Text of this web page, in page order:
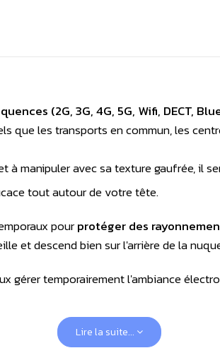
(2G, 3G, 4G, 5G, Wifi, DECT,
que les transports en commun, les
manipuler avec sa texture gaufrée, il
tout autour de votre tête.
pourprotéger des
et descend bien sur l'arrière de la
gérer temporairement l'ambiance
compléter la protection des zones
Lire la suite...